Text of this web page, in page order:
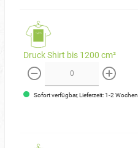
Druck Shirt bis 1200 cm²
weniger mehr
Sofort verfügbar, Lieferzeit: 1-2 Wochen